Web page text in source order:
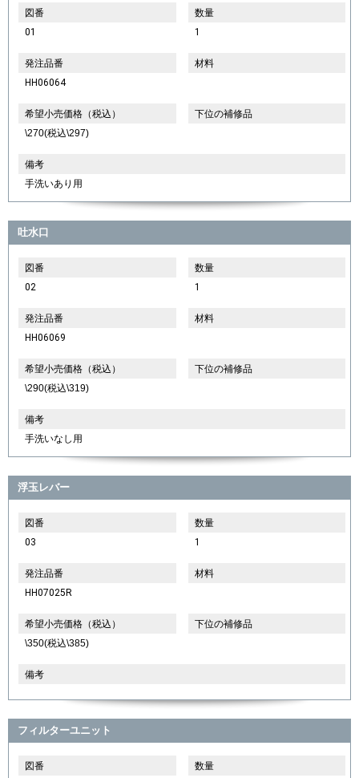
図番
01
数量
1
発注品番
HH06064
材料
希望小売価格（税込）
\270(税込\297)
下位の補修品
備考
手洗いあり用
吐水口
図番
02
数量
1
発注品番
HH06069
材料
希望小売価格（税込）
\290(税込\319)
下位の補修品
備考
手洗いなし用
浮玉レバー
図番
03
数量
1
発注品番
HH07025R
材料
希望小売価格（税込）
\350(税込\385)
下位の補修品
備考
フィルターユニット
図番
数量